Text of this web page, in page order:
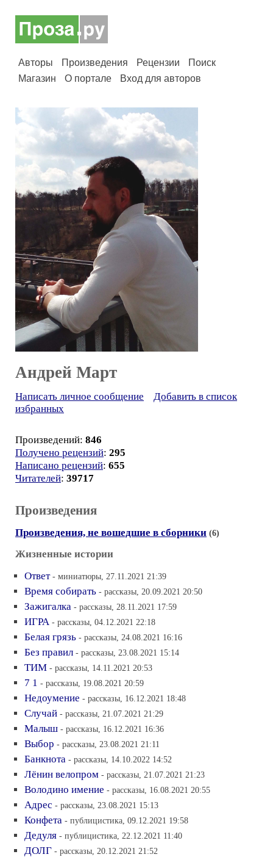
Авторы Произведения Рецензии
Поиск
Магазин
О портале Вход для авторов
Андрей Март
Написать личное сообщение
Добавить в список
избранных
Произведений: 846
Получено рецензий: 295
Написано рецензий: 655
Читателей: 39717
Произведения
Произведения, не вошедшие в сборники (6)
Жизненные истории
Ответ - миниатюры, 27.11.2021 21:39
Время собирать - рассказы, 20.09.2021 20:50
Зажигалка - рассказы, 28.11.2021 17:59
ИГРА - рассказы, 04.12.2021 22:18
Белая грязь - рассказы, 24.08.2021 16:16
Без правил - рассказы, 23.08.2021 15:14
ТИМ - рассказы, 14.11.2021 20:53
7 1 - рассказы, 19.08.2021 20:59
Недоумение - рассказы, 16.12.2021 18:48
Случай - рассказы, 21.07.2021 21:29
Малыш - рассказы, 16.12.2021 16:36
Выбор - рассказы, 23.08.2021 21:11
Банкнота - рассказы, 14.10.2022 14:52
Лёнин велопром - рассказы, 21.07.2021 21:23
Володино имение - рассказы, 16.08.2021 20:55
Адрес - рассказы, 23.08.2021 15:13
Конфета - публицистика, 09.12.2021 19:58
Дедуля - публицистика, 22.12.2021 11:40
ДОЛГ - рассказы, 20.12.2021 21:52